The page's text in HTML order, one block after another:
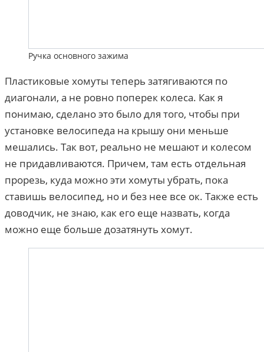
Ручка основного зажима
Пластиковые хомуты теперь затягиваются по
диагонали, а не ровно поперек колеса. Как я
понимаю, сделано это было для того, чтобы при
установке велосипеда на крышу они меньше
мешались. Так вот, реально не мешают и колесом
не придавливаются. Причем, там есть отдельная
прорезь, куда можно эти хомуты убрать, пока
ставишь велосипед, но и без нее все ок. Также есть
доводчик, не знаю, как его еще назвать, когда
можно еще больше дозатянуть хомут.